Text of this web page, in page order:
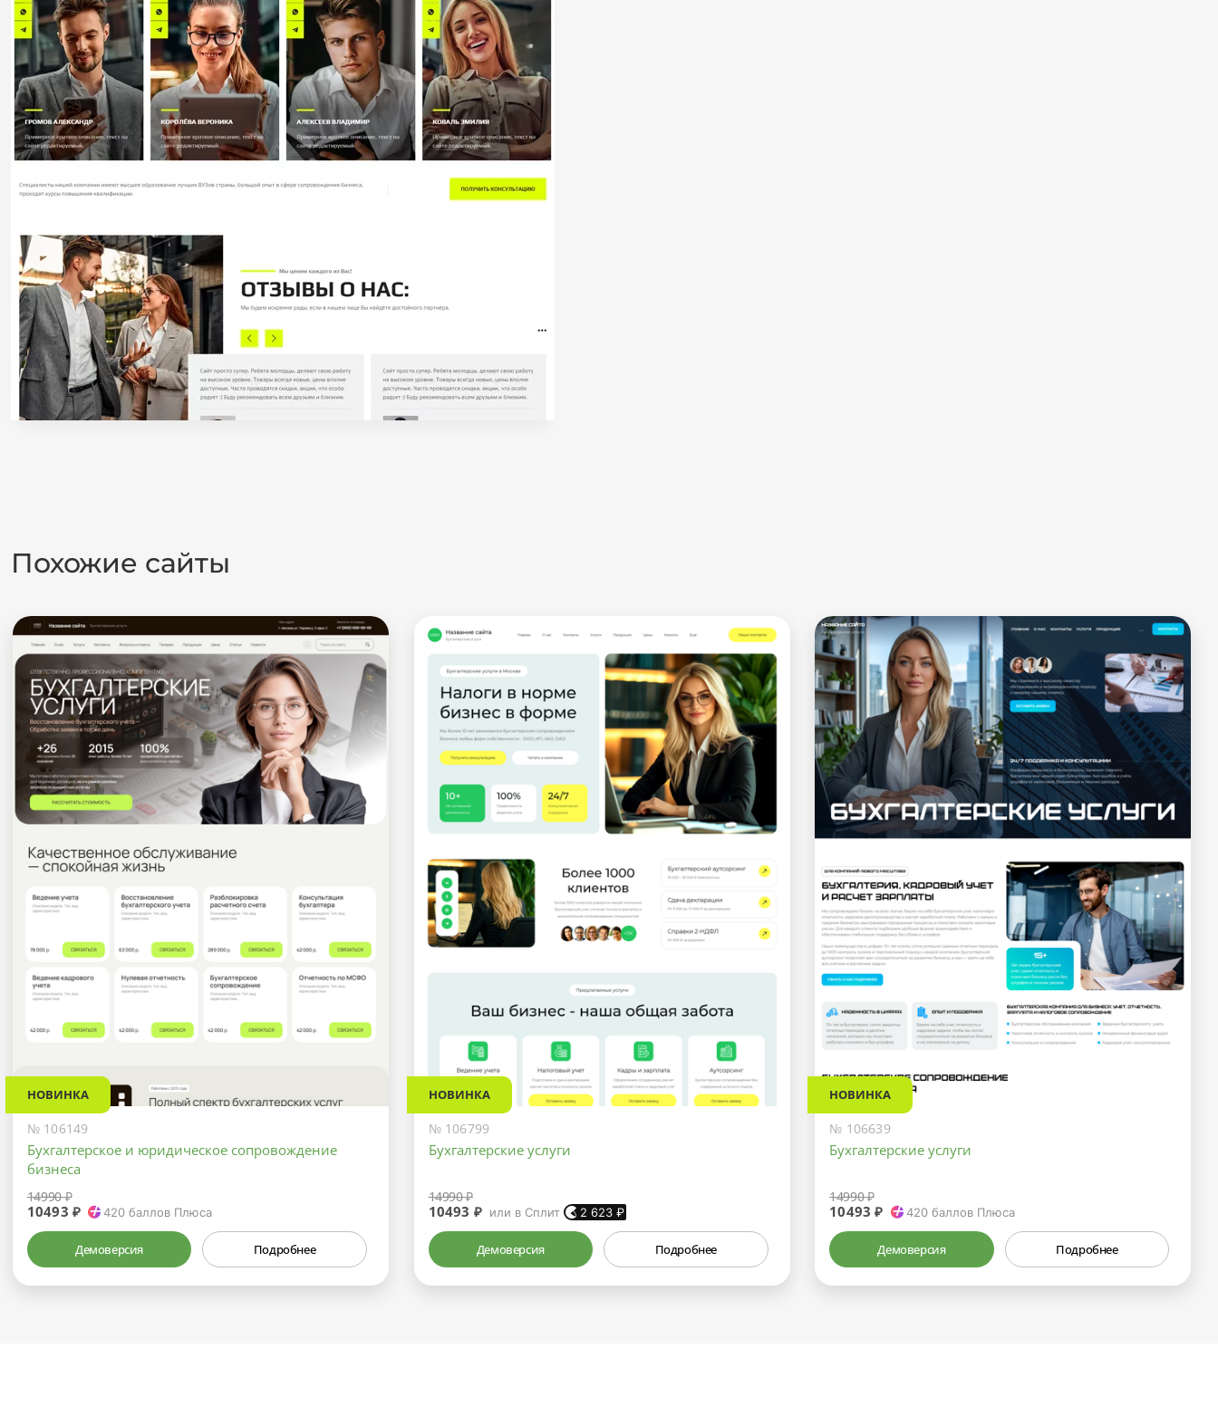
Похожие сайты
НОВИНКА
№ 106149
Бухгалтерское и юридическое сопровождение
бизнеса
14990 ₽
10493 ₽ 420 баллов Плюса
Демоверсия Подробнее
НОВИНКА
№ 106799
Бухгалтерские услуги
14990 ₽
10493 ₽ или в Сплит 2 623₽
Демоверсия Подробнее
НОВИНКА
№ 106639
Бухгалтерские услуги
14990 ₽
10493 ₽ 420баллов Плюса
Демоверсия Подробнее